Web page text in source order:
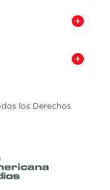
los Derechos